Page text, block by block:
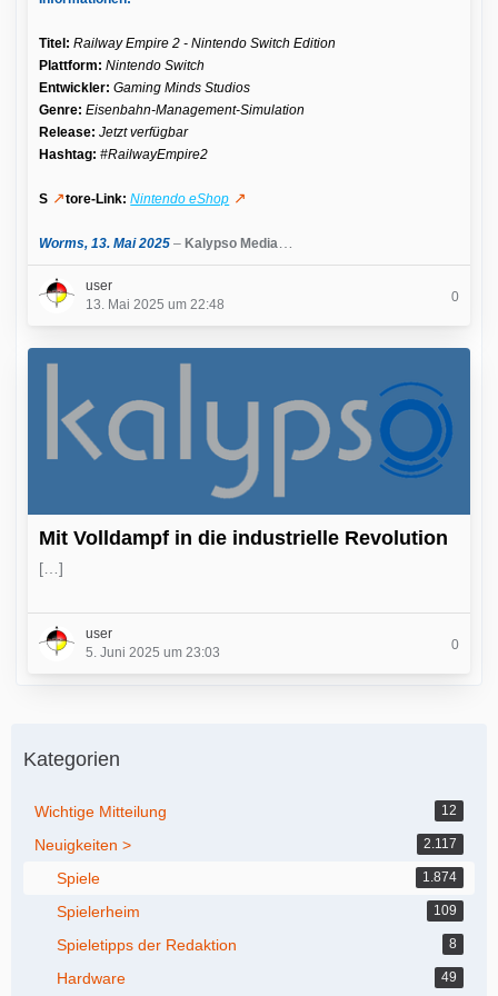
Der Schatz der Drachen:Spieler:innen transportieren
neue, regionale Produkte
Feuerwerk, Bambus, Schießpulver und exquisite
Seidenprodukte
Pipa, Guzheng, und Suona: Über 15 Musikstücke und
Jingles inspiriert von traditioneller chinesischer Musik
Umgebung.
Titel: Railway Empire 2 - Nintendo Switch Edition
Plattform:Nintendo Switch
Entwickler: Gaming Minds Studios
Genre: Eisenbahn-Management-Simulation
Release: Jetzt verfügbar
Hashtag: #RailwayEmpire2
S tore-Link:Nintendo eShop
Worms, 13. Mai 2025–Kalypso Media
user
13. Mai 2025 um 22:48
0
Mit Volldampf in die industrielle Revolution
[…]
user
5. Juni 2025 um 23:03
0
Kategorien
Wichtige Mitteilung 12
Neuigkeiten > 2.117
Spiele 1.874
Spielerheim 109
Spieletipps der Redaktion 8
Hardware 49